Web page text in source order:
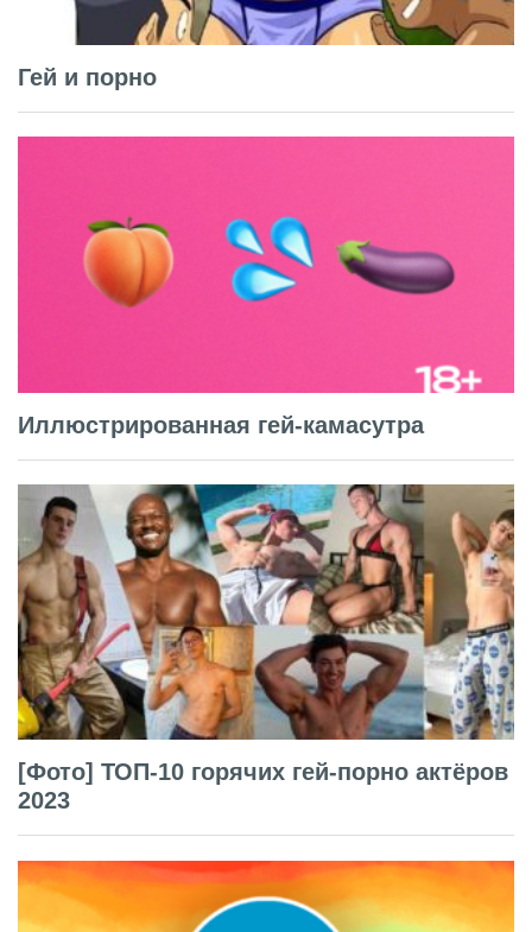
Гей и порно
Иллюстрированная гей-камасутра
[Фото] ТОП-10 горячих гей-порно актёров
2023